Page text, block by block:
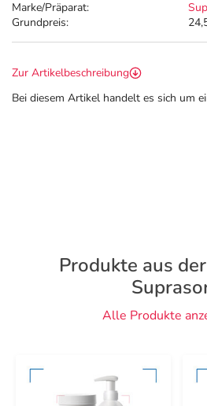
Marke/Präparat:
Grundpreis:
Zur Artikelbeschreibung
Bei diesem Artikel handelt es sich um
Produkte aus
Alle Produkte